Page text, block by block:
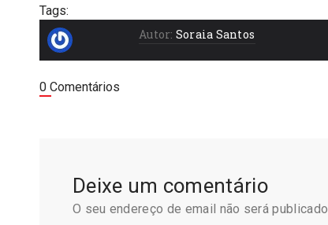
Tags:
Autor: Soraia Santos
0 Comentários
Deixe um comentário
O seu endereço de email não será publicado.